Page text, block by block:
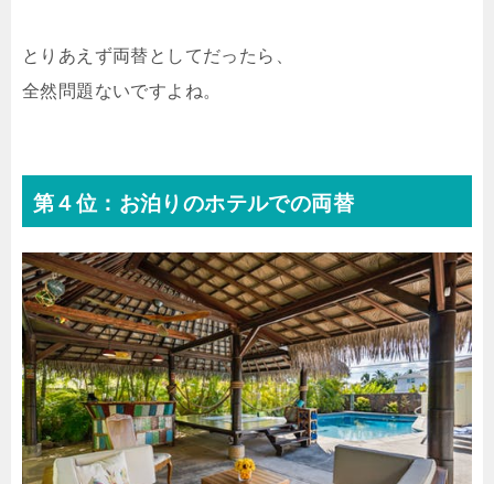
とりあえず両替としてだったら、
全然問題ないですよね。
第４位：お泊りのホテルでの両替